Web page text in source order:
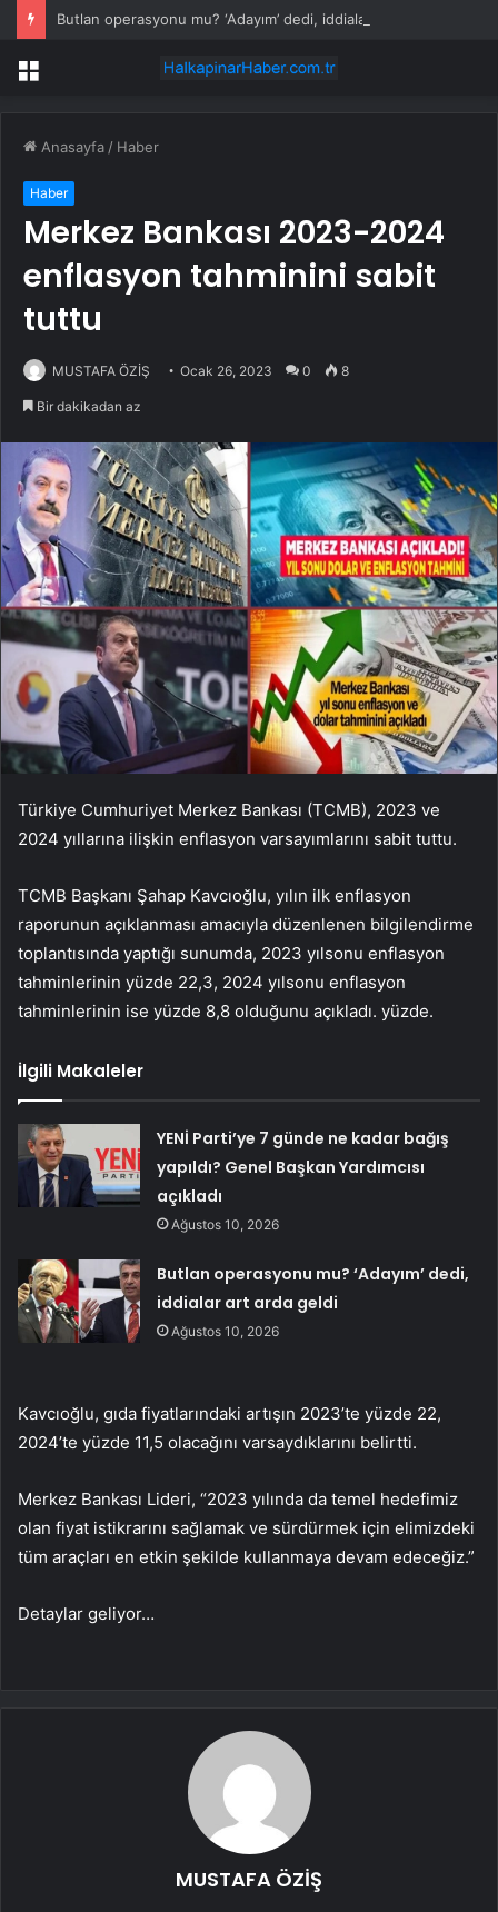
Menü
Anasayfa / Haber
Haber
Merkez Bankası 2023-2024
enflasyon tahminini sabit
tuttu
MUSTAFA ÖZİŞ Ocak 26, 2023 0 8
Bir dakikadan az
Türkiye Cumhuriyet Merkez Bankası (TCMB), 2023 ve
2024 yıllarına ilişkin enflasyon varsayımlarını sabit tuttu.
TCMB Başkanı Şahap Kavcıoğlu, yılın ilk enflasyon
raporunun açıklanması amacıyla düzenlenen bilgilendirme
toplantısında yaptığı sunumda, 2023 yılsonu enflasyon
tahminlerinin yüzde 22,3, 2024 yılsonu enflasyon
tahminlerinin ise yüzde 8,8 olduğunu açıkladı. yüzde.
İlgili Makaleler
YENİ Parti’ye 7 günde ne kadar bağış
yapıldı? Genel Başkan Yardımcısı
açıkladı
Ağustos 10, 2026
Butlan operasyonu mu? ‘Adayım’ dedi,
iddialar art arda geldi
Ağustos 10, 2026
Kavcıoğlu, gıda fiyatlarındaki artışın 2023’te yüzde 22,
2024’te yüzde 11,5 olacağını varsaydıklarını belirtti.
Merkez Bankası Lideri, “2023 yılında da temel hedefimiz
olan fiyat istikrarını sağlamak ve sürdürmek için elimizdeki
tüm araçları en etkin şekilde kullanmaya devam edeceğiz.”
Detaylar geliyor…
MUSTAFA ÖZİŞ